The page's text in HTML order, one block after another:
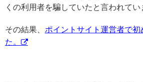
くの利用者を騙していたと言われてい
その結果、 ポイントサイト運営者で
た。